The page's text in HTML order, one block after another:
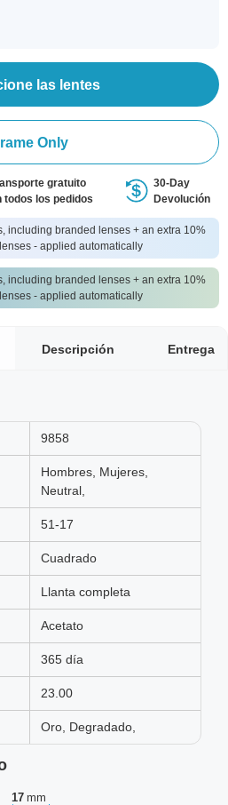
las lentes
Only
gratuito
todos los pedidos
30-Day
Devolución
including branded lenses + an extra 10%
- applied automatically
including branded lenses + an extra 10%
- applied automatically
Descripción Entrega
9858
Hombres, Mujeres,
Neutral,
51-17
Cuadrado
Llanta completa
Acetato
365 día
23.00
Oro, Degradado,
17 mm